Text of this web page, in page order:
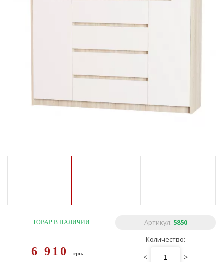
ТОВАР В НАЛИЧИИ Артикул: 5850
6 910грн.
Количество:
< >